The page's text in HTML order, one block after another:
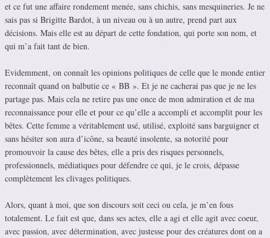
et ce fut une affaire rondement menée, sans chichis, sans mesquineries. Je ne
sais pas si Brigitte Bardot, à un niveau ou à un autre, prend part aux
décisions. Mais elle est au départ de cette fondation, qui porte son nom, et
qui m’a fait tant de bien.
Evidemment, on connaît les opinions politiques de celle que le monde entier
reconnaît quand on balbutie ce « BB ». Et je ne cacherai pas que je ne les
partage pas. Mais cela ne retire pas une once de mon admiration et de ma
reconnaissance pour elle et pour ce qu’elle a accompli et accomplit pour les
bêtes. Cette femme a véritablement usé, utilisé, exploité sans barguigner et
sans hésiter son aura d’icône, sa beauté insolente, sa notorité pour
promouvoir la cause des bêtes, elle a pris des risques personnels,
professionnels, médiatiques pour défendre ce qui, je le crois, dépasse
complètement les clivages politiques.
Alors, quant à moi, que son discours soit ceci ou cela, je m’en fous
totalement. Le fait est que, dans ses actes, elle a agi et elle agit avec coeur,
avec passion, avec détermination, avec justesse pour des créatures dont on a